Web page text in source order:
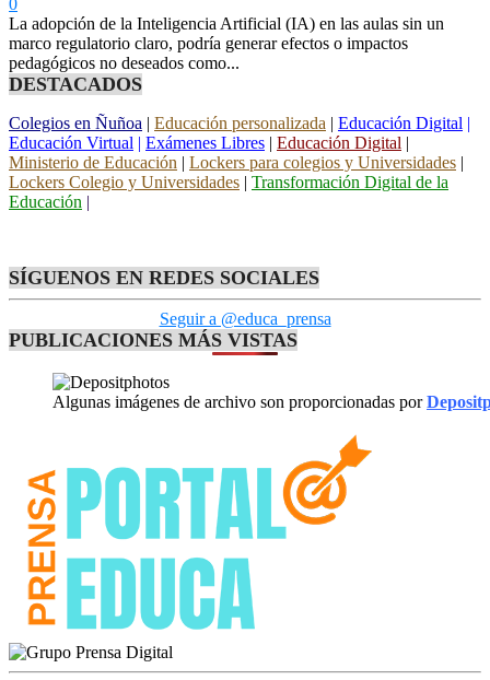
La adopción de la Inteligencia Artificial (IA) en las aulas sin un
marco regulatorio claro, podría generar efectos o impactos
pedagógicos no deseados como...
DESTACADOS
Colegios en Ñuñoa | Educación personalizada | Educación Digital |
Educación Virtual | Exámenes Libres | Educación Digital |
Ministerio de Educación | Lockers para colegios y Universidades |
Lockers Colegio y Universidades | Transformación Digital de la
Educación |
SÍGUENOS EN REDES SOCIALES
Seguir a @educa_prensa
PUBLICACIONES MÁS VISTAS
Algunas imágenes de archivo son proporcionadas por